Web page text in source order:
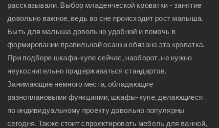
рассказывали. Выбор младенческой кроватки - занятие
довольно важное, ведь во сне происходит рост малыша.
Быть для малыша довольно удобной и помочь в
формировании правильной осанки обязана эта кроватка.
При подборе шкафа-купе сейчас, наоборот, не нужно
неукоснительно придерживаться стандартов.
Занимающие немного места, обладающие
разноплановыми функциями, шкафы-купе, делающиеся
по индивидуальному проекту довольно популярны
сегодня. Также стоит спроектировать мебель для ванной,